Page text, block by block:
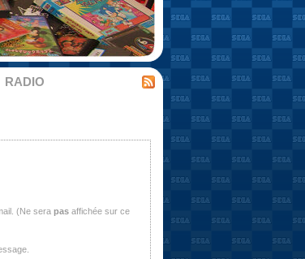
RADIO
(Ne sera pasaffichée sur ce